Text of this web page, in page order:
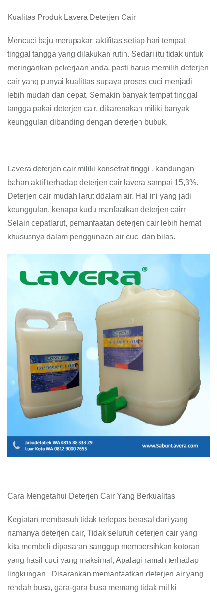
Kualitas Produk Lavera Deterjen Cair
Mencuci baju merupakan aktifitas setiap hari tempat
tinggal tangga yang dilakukan rutin. Sedari itu tidak untuk
meringankan pekerjaan anda, pasti harus memilih deterjen
cair yang punyai kualittas supaya proses cuci menjadi
lebih mudah dan cepat. Semakin banyak tempat tinggal
tangga pakai deterjen cair, dikarenakan miliki banyak
keunggulan dibanding dengan deterjen bubuk.
Lavera deterjen cair miliki konsetrat tinggi , kandungan
bahan aktif terhadap deterjen cair lavera sampai 15,3%.
Deterjen cair mudah larut ddalam air. Hal ini yang jadi
keunggulan, kenapa kudu manfaatkan deterjen cairr.
Selain cepatlarut, pemanfaatan deterjen cair lebih hemat
khususnya dalam penggunaan air cuci dan bilas.
Cara Mengetahui Deterjen Cair Yang Berkualitas
Kegiatan membasuh tidak terlepas berasal dari yang
namanya deterjen cair, Tidak seluruh deterjen cair yang
kita membeli dipasaran sanggup membersihkan kotoran
yang hasil cuci yang maksimal, Apalagi ramah terhadap
lingkungan . Disarankan memanfaatkan deterjen air yang
rendah busa, gara-gara busa memang tidak miliki